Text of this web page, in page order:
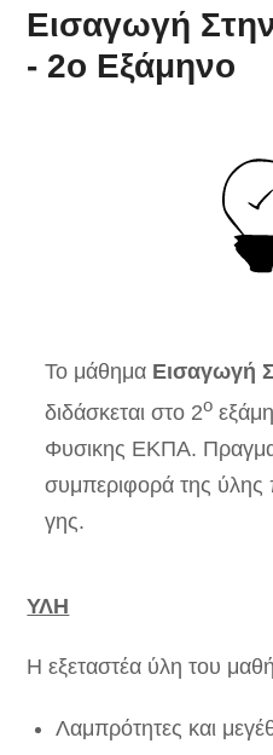
Εισαγωγή
- 2ο Εξάμηνο
Το μάθημα Εισαγωγή
διδάσκεται στο 2ο
Φυσικης ΕΚΠΑ.
συμπεριφορά της ύλης
γης.
ΥΛΗ
Η εξεταστέα ύλη του
Λαμπρότητες και